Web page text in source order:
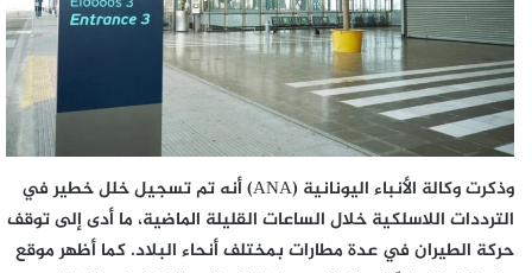
وذكرت وكالة الأنباء اليونانية (ANA) أنه تم تسجيل خلل خطير في
الترددات اللاسلكية خلال الساعات القليلة الماضية، ما أدى إلى توقف
حركة الطيران في عدة مطارات بمختلف أنحاء البلاد. كما أظهر موقع